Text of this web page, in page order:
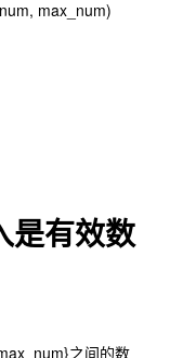
max_num)
是有效数
之间的数